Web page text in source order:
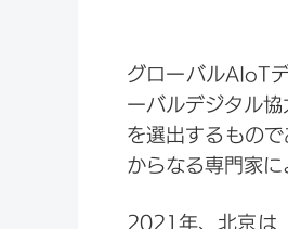
グローバルAIoT
ーバルデジタル
を選出するもの
からなる専門家に